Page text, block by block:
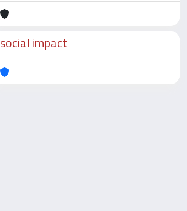
social impact